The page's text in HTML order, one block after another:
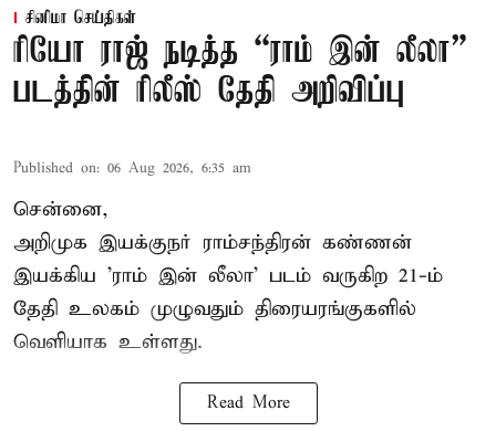
சினிமா செய்திகள்
ரியோ ராஜ் நடித்த “ராம் இன் லீலா”
படத்தின் ரிலீஸ் தேதி அறிவிப்பு
Published on: 06 Aug 2026, 6:35 am
சென்னை,
அறிமுக இயக்குநர் ராம்சந்திரன் கண்ணன்
இயக்கிய 'ராம் இன் லீலா' படம் வருகிற 21-ம்
தேதி உலகம் முழுவதும் திரையரங்குகளில்
வெளியாக உள்ளது.
Read More